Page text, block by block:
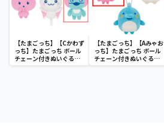
【たまごっち】【Cかわず
っち】たまごっち ボール
チェーン付きぬいぐるみ
～Tamagotchi
【たまごっち】【Aみゃお
っち】たまごっち ボール
チェーン付きぬいぐるみ
～Tamagotchi